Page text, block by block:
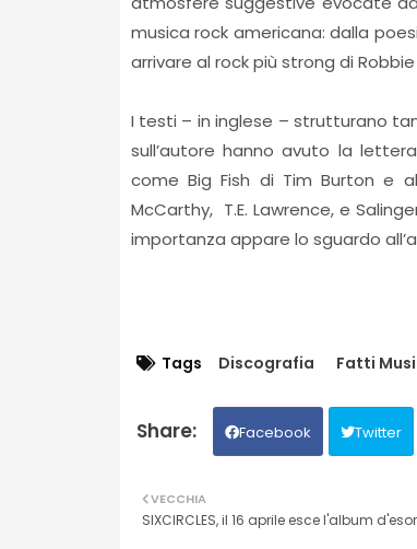
musica rock americana: dalla
arrivare al rock più strong di
I testi – in inglese – strutturano
sull’autore hanno avuto la
come Big Fish di Tim Burton e
McCarthy, T.E. Lawrence, e
importanza appare lo sguardo
Tags Discografia Fatti
Facebook Twitter
VECCHIA
SIXCIRCLES, il 16 aprile esce l'album